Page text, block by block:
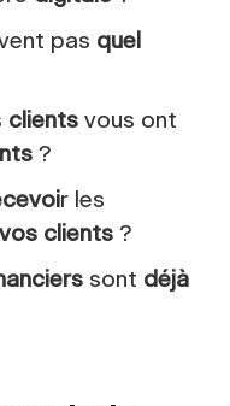
pas quel
clients vous ont
?
r les
vos clients ?
sont déjà